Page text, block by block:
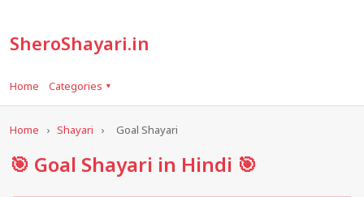
SheroShayari.in
Home Categories ▾
Home › Shayari › Goal Shayari
🎯 Goal Shayari in Hindi 🎯